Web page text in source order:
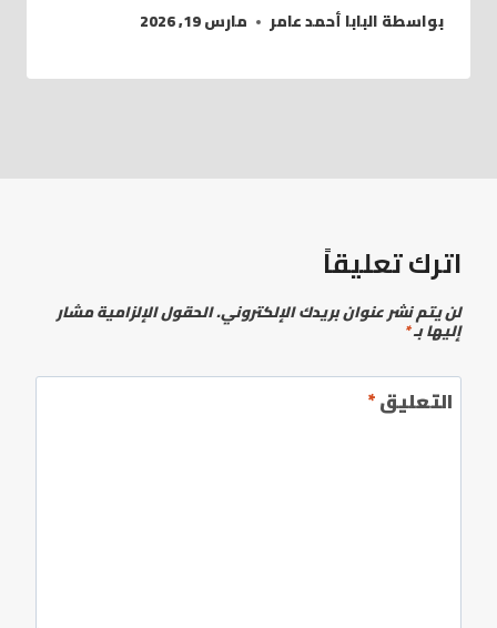
بواسطةالبابا أحمد عامر مارس 19, 2026
اترك تعليقاً
لن يتم نشر عنوان بريدك الإلكتروني.الحقول الإلزامية مشار
إليها بـ*
التعليق*